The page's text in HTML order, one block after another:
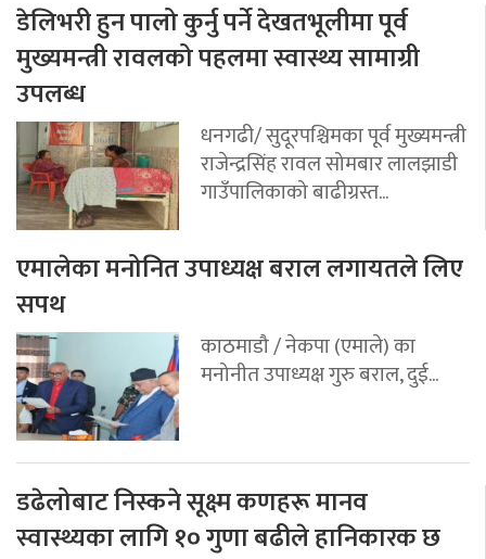
डेलिभरी हुन पालो कुर्नु पर्ने देखतभूलीमा पूर्व
मुख्यमन्त्री रावलको पहलमा स्वास्थ्य सामाग्री
उपलब्ध
धनगढी/ सुदूरपश्चिमका पूर्व मुख्यमन्त्री
राजेन्द्रसिंह रावल सोमबार लालझाडी
गाउँपालिकाको बाढीग्रस्त...
एमालेका मनोनित उपाध्यक्ष बराल लगायतले लिए
सपथ
काठमाडौ / नेकपा (एमाले) का
मनोनीत उपाध्यक्ष गुरु बराल, दुई...
डढेलोबाट निस्कने सूक्ष्म कणहरू मानव
स्वास्थ्यका लागि १० गुणा बढीले हानिकारक छ